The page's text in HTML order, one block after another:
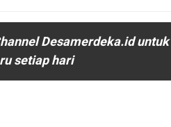
Desamerdeka.id untuk
setiap hari